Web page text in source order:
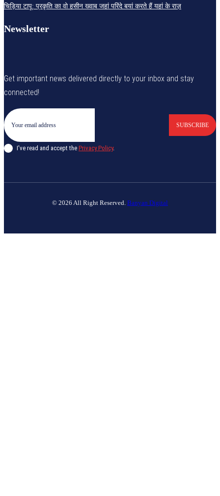
चिड़िया टापू: प्रकृति का वो हसीन ख्वाब जहां परिंदे बयां करते हैं यहां के राज़
Newsletter
Get important news delivered directly to your inbox and stay
connected!
SUBSCRIBE
I've read and accept the Privacy Policy.
© 2026 All Right Reserved. Banyan Digital